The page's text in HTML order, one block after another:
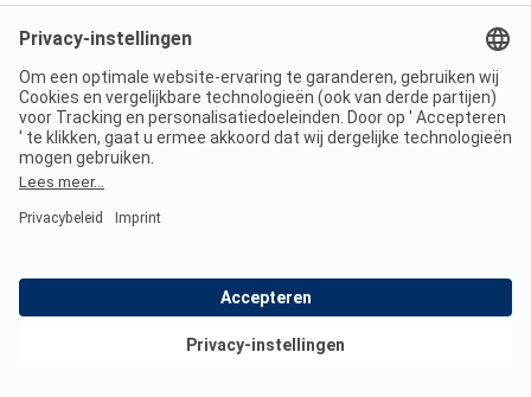
Recreatie
Speel- en sportfaciliteiten
Animatie
Zwemmen in natuurwater
Bekijk deals